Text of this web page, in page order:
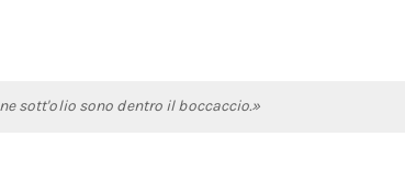
sott'olio sono dentro il boccaccio.»